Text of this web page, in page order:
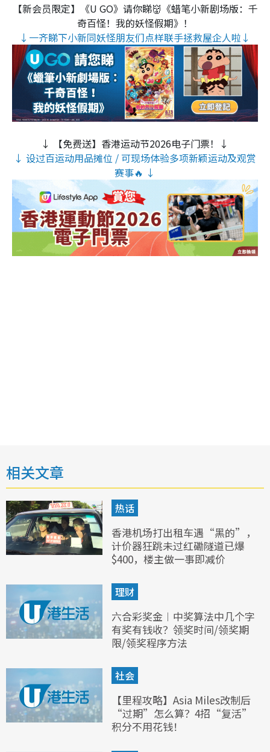
【新会员限定】《U GO》请你睇👹《蜡笔小新剧场版：千
奇百怪！我的妖怪假期》！
↓一齐睇下小新同妖怪朋友们点样联手拯救屋企人啦↓
↓ 【免费送】香港运动节2026电子门票！↓
↓ 设过百运动用品摊位 / 可现场体验多项新颖运动及观赏
赛事🔥 ↓
相关文章
热话
香港机场打出租车遇“黑的”，
计价器狂跳未过红磡隧道已爆
$400，楼主做一事即减价
理财
六合彩奖金︱中奖算法中几个字
有奖有钱收？领奖时间/领奖期
限/领奖程序方法
社会
【里程攻略】Asia Miles改制后
“过期”怎么算？4招“复活”
积分不用花钱！